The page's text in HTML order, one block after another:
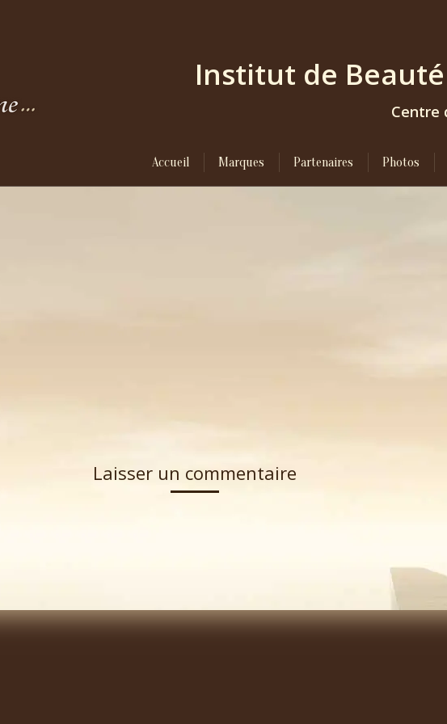
Institut de Beauté
Centre
Accueil Marques Partenaires Photos
Laisser un commentaire